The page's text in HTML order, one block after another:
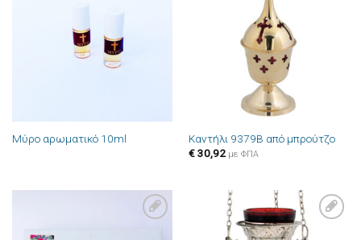
στην λίστα
Μύρο αρωματικό 10ml
Καντήλι 9379B από μπρούτζο
€30,92 με ΦΠΑ
Πρόσθήκη